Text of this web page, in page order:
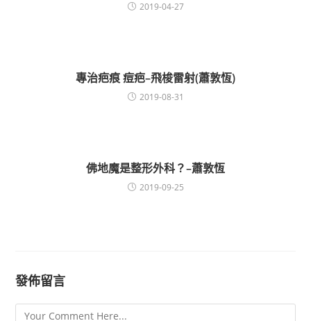
2019-04-27
專治疤痕 痘疤–飛梭雷射(蕭敦恆)
2019-08-31
佛地魔是整形外科？–蕭敦恆
2019-09-25
發佈留言